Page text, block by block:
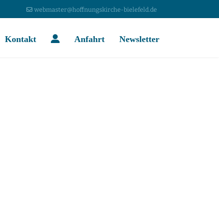
webmaster@hoffnungskirche-bielefeld.de
Kontakt Anfahrt Newsletter